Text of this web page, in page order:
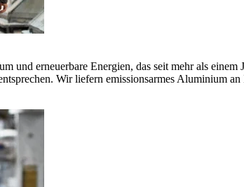
und erneuerbare Energien, das seit mehr als
Wir liefern emissionsarmes Aluminium